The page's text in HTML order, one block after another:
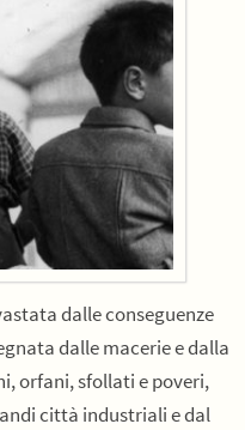
dalle conseguenze
dalle macerie e dalla
orfani, sfollati e poveri,
città industriali e dal